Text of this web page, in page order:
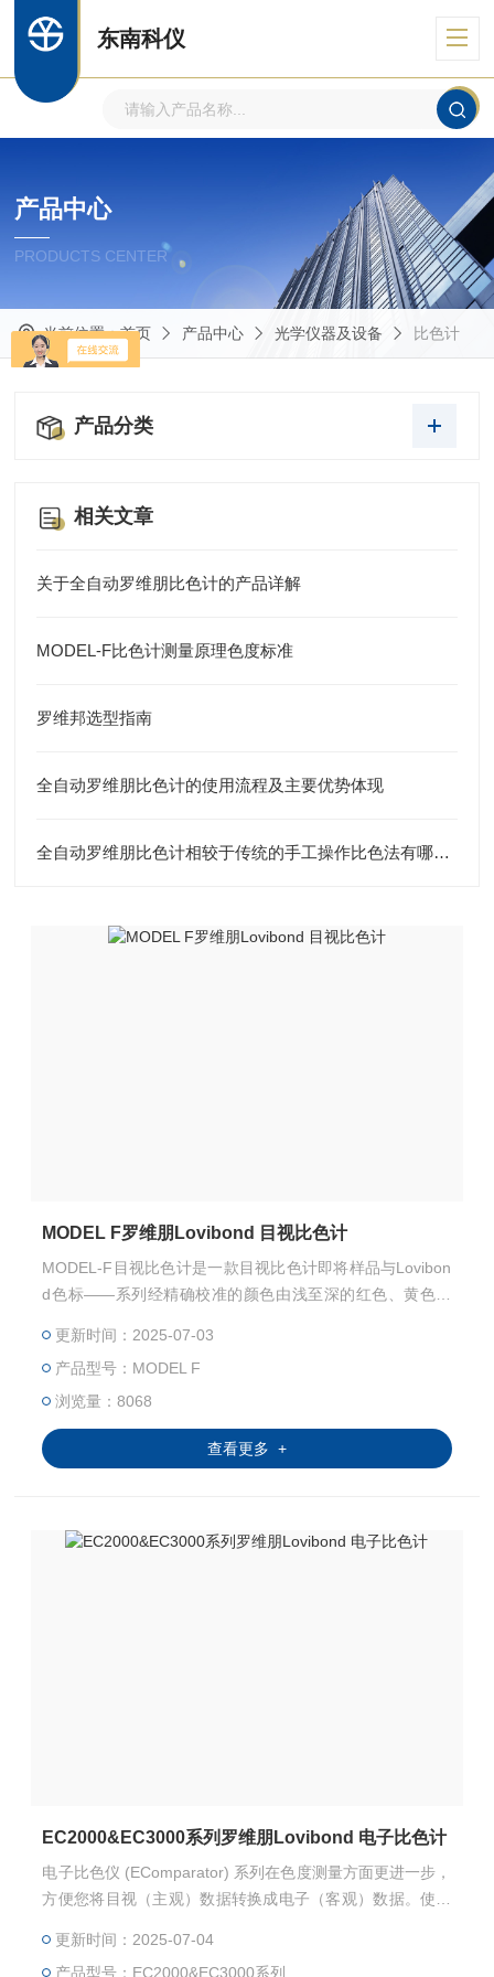
东南科仪
产品中心
PRODUCTS CENTER
当前位置：首页 产品中心 光学仪器及设备 比色计
产品分类
相关文章
关于全自动罗维朋比色计的产品详解
MODEL-F比色计测量原理色度标准
罗维邦选型指南
全自动罗维朋比色计的使用流程及主要优势体现
全自动罗维朋比色计相较于传统的手工操作比色法有哪些优势？
MODEL F罗维朋Lovibond 目视比色计
MODEL-F目视比色计是一款目视比色计即将样品与Lovibon
d色标——系列经精确校准的颜色由浅至深的红色、黄色和
更新时间：2025-07-03
产品型号：MODEL F
浏览量：8068
查看更多 +
EC2000&EC3000系列罗维朋Lovibond 电子比色计
电子比色仪 (EComparator) 系列在色度测量方面更进一步，
方便您将目视（主观）数据转换成电子（客观）数据。使用
数字显示观察色差。
更新时间：2025-07-04
产品型号：EC2000&EC3000系列